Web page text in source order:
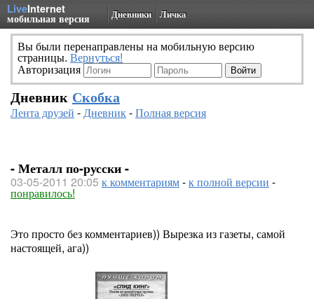
LiveInternet
мобильная версия Дневники Личка
Вы были перенаправлены на мобильную версию
страницы. Вернуться!
Авторизация
Дневник Скобка
Лента друзей -Дневник-Полная версия
- Металл по-русски -
03-05-2011 20:05 к комментариям-к полной версии -
понравилось!
Это просто без комментариев)) Вырезка из газеты, самой
настоящей, ага))